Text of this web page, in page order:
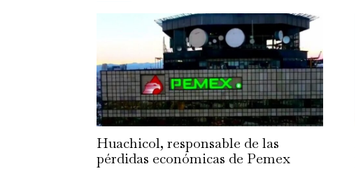
Huachicol, responsable de las
pérdidas económicas de Pemex